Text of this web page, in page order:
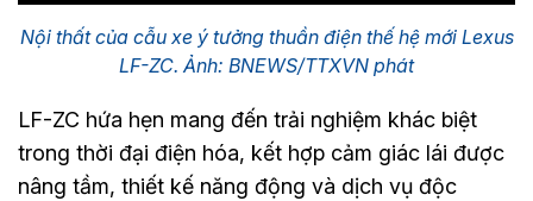
Nội thất của cẫu xe ý tưởng thuần điện thế hệ mới Lexus
LF-ZC. Ảnh: BNEWS/TTXVN phát
LF-ZC hứa hẹn mang đến trải nghiệm khác biệt
trong thời đại điện hóa, kết hợp cảm giác lái được
nâng tầm, thiết kế năng động và dịch vụ độc